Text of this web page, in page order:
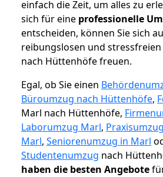
einfach die Zeit, um alles zu
sich für eine professionelle
entscheiden, können Sie sich
reibungslosen und
nach Hüttenhöfe freuen.
Egal, ob Sie einen
Büroumzug nach Hüttenhöfe,
Marl nach Hüttenhöfe,
Laborumzug Marl, Praxisumzug
Marl, Seniorenumzug in Marl
Studentenumzug nach
haben die besten Angebote